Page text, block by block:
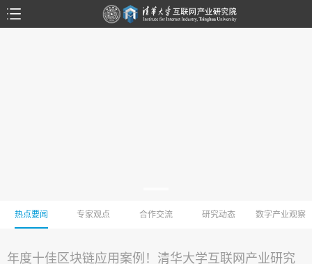
热点要闻 专家观点 合作交流 研究动态 数字产业观察
年度十佳区块链应用案例！清华大学互联网产业研究